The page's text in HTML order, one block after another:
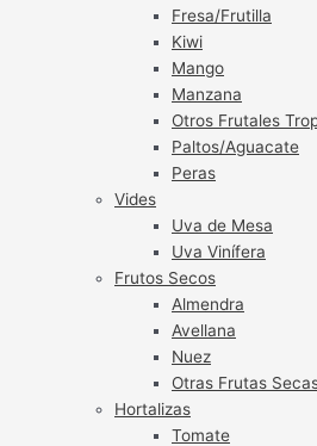
Fresa/Frutilla
Kiwi
Mango
Manzana
Otros Frutales
Paltos/Aguacate
Peras
Vides
Uva de Mesa
Uva Vinífera
Frutos Secos
Almendra
Avellana
Nuez
Otras Frutas
Hortalizas
Tomate